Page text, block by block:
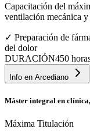
Capacitación del
ventilación mecánica y
✓ Preparación de
del dolor
DURACIÓN450
Info en Arcediano
Máster integral en
Máxima Titulación